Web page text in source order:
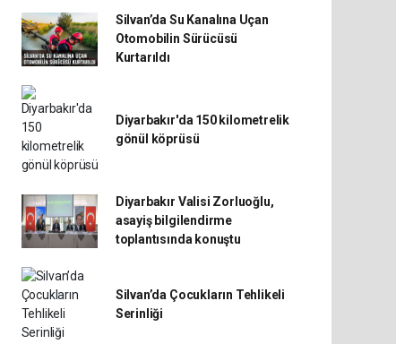
Silvan’da Su Kanalına Uçan
Otomobilin Sürücüsü
Kurtarıldı
Diyarbakır'da 150 kilometrelik
gönül köprüsü
Diyarbakır Valisi Zorluoğlu,
asayiş bilgilendirme
toplantısında konuştu
Silvan’da Çocukların Tehlikeli
Serinliği